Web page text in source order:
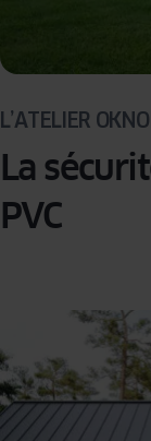
L’ATELIER
La
PVC